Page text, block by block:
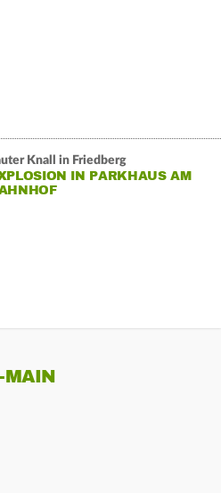
Knall in Friedberg
IN PARKHAUS AM
MAIN